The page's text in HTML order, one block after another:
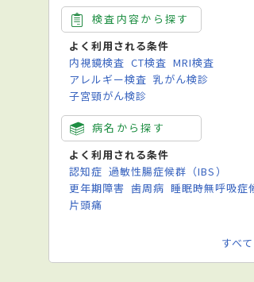
検査内容から探す
よく利用される条件
内視鏡検査 CT検査 MRI検査
アレルギー検査 乳がん検診
子宮頸がん検診
病名から探す
よく利用される条件
認知症 過敏性腸症候群（IBS）
更年期障害 歯周病 睡眠時無呼吸症
片頭痛
すべ